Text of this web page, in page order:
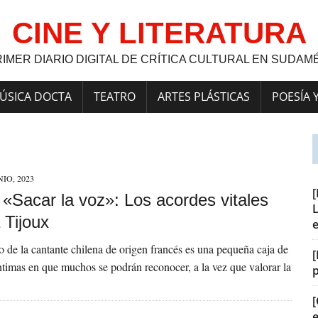
CINE Y LITERATURA
DIARIO DIGITAL DE CRÍTICA CULTURAL EN
DOCTA TEATRO ARTES PLÁSTICAS POESÍA
2023
la voz»: Los acordes vitales
Tijoux
la cantante chilena de origen francés es una pequeña caja de
en que muchos se podrán reconocer, a la vez que valorar la